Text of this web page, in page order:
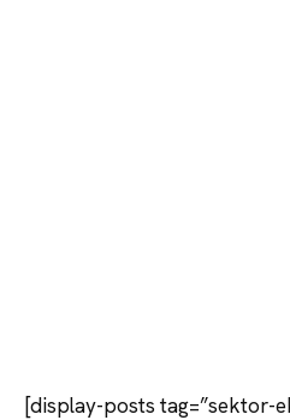
[display-posts tag=”sektor-